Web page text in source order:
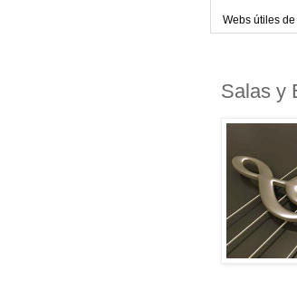
Webs útiles
Salas y